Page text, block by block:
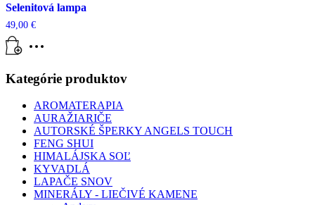
Selenitová lampa
49,00 €
Kategórie produktov
AROMATERAPIA
AURAŽIARIČE
AUTORSKÉ ŠPERKY ANGELS TOUCH
FENG SHUI
HIMALÁJSKA SOĽ
KYVADLÁ
LAPAČE SNOV
MINERÁLY - LIEČIVÉ KAMENE